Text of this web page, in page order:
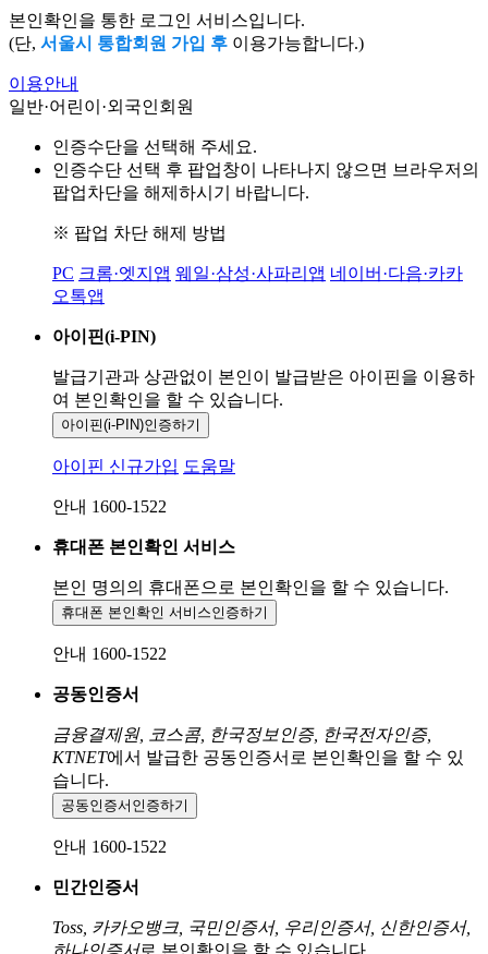
본인확인을 통한 로그인 서비스입니다.
(단, 서울시 통합회원 가입 후 이용가능합니다.)
이용안내
일반·어린이·외국인회원
인증수단을 선택해 주세요.
인증수단 선택 후 팝업창이 나타나지 않으면 브라우저의
팝업차단을 해제하시기 바랍니다.
※ 팝업 차단 해제 방법
PC 크롬·엣지앱 웨일·삼성·사파리앱 네이버·다음·카카
오톡앱
아이핀(i-PIN)
발급기관과 상관없이 본인이 발급받은 아이핀을 이용하
여 본인확인을 할 수 있습니다.
아이핀(i-PIN)인증하기
아이핀 신규가입 도움말
안내 1600-1522
휴대폰 본인확인 서비스
본인 명의의 휴대폰으로 본인확인을 할 수 있습니다.
휴대폰 본인확인 서비스인증하기
안내 1600-1522
공동인증서
금융결제원, 코스콤, 한국정보인증, 한국전자인증,
KTNET에서 발급한 공동인증서로 본인확인을 할 수 있
습니다.
공동인증서 인증하기
안내 1600-1522
민간인증서
Toss, 카카오뱅크, 국민인증서, 우리인증서, 신한인증서,